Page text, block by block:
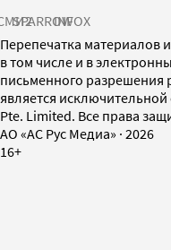
SPARROWINFOX
Перепечатка материалов
в том числе и в
письменного разрешения
является
Pte. Limited. Все права
AO «АС Рус Медиа» · 2026
16+